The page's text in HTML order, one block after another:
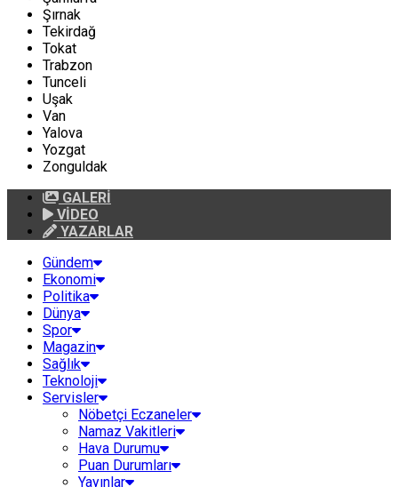
Şırnak
Tekirdağ
Tokat
Trabzon
Tunceli
Uşak
Van
Yalova
Yozgat
Zonguldak
GALERİ
VİDEO
YAZARLAR
Gündem
Ekonomi
Politika
Dünya
Spor
Magazin
Sağlık
Teknoloji
Servisler
Nöbetçi Eczaneler
Namaz Vakitleri
Hava Durumu
Puan Durumları
Yayınlar